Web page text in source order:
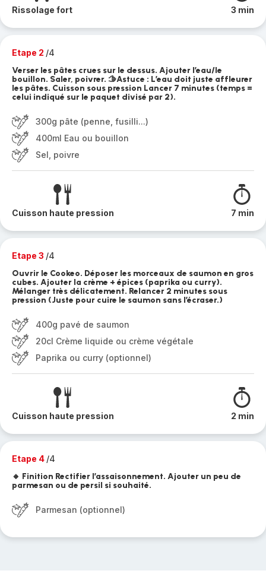
Rissolage fort 3 min
Etape 2 /4
Verser les pâtes crues sur le dessus. Ajouter l’eau/le
bouillon. Saler, poivrer. 🫱Astuce : L’eau doit juste affleurer
les pâtes. Cuisson sous pression Lancer 7 minutes (temps =
celui indiqué sur le paquet divisé par 2).
300g pâte (penne, fusilli...)
400ml Eau ou bouillon
Sel, poivre
Cuisson haute pression 7 min
Etape 3 /4
Ouvrir le Cookeo. Déposer les morceaux de saumon en gros
cubes. Ajouter la crème + épices (paprika ou curry).
Mélanger très délicatement. Relancer 2 minutes sous
pression (Juste pour cuire le saumon sans l’écraser.)
400g pavé de saumon
20cl Crème liquide ou crème végétale
Paprika ou curry (optionnel)
Cuisson haute pression 2 min
Etape 4 /4
🔸 Finition Rectifier l’assaisonnement. Ajouter un peu de
parmesan ou de persil si souhaité.
Parmesan (optionnel)